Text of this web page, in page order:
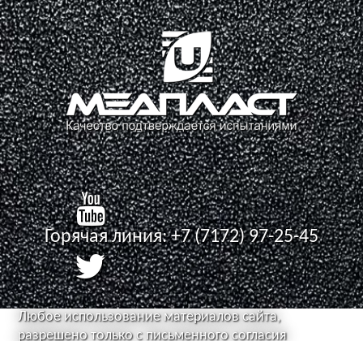
Горячая линия:+7 (7172) 97-25-45
Любое использование материалов сайта,
разрешено только с письменного согласия